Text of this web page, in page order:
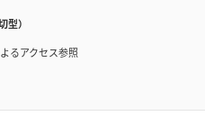
型）
るアクセス参照